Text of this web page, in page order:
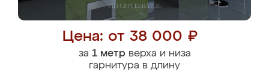
Цена: от 38 000 ₽
за 1 метрверха и низа
гарнитура в длину